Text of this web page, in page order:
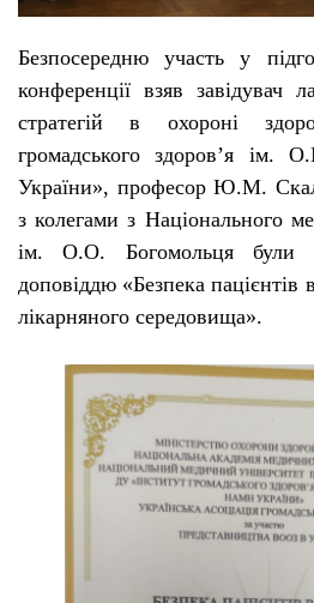
Безпосередню участь у
конференції взяв завідувач
стратегій в охороні
громадського здоров’я
України», професор Ю.М.
з колегами з Національного
ім. О.О. Богомольця були
доповіддю «Безпека пацієнтів
лікарняного середовища».